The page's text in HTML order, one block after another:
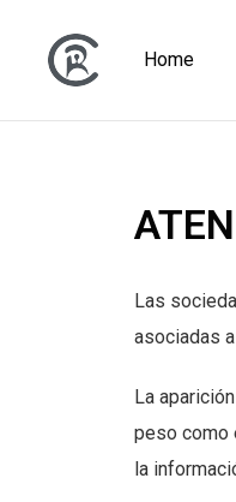
Home
Las
asociadas
La
peso como
la